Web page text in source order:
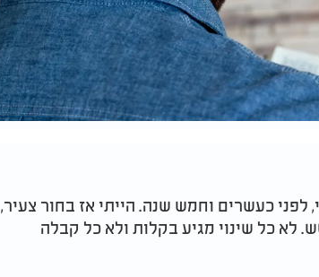
כעשרים וחמש שנה. הייתי אז בחור צעיר,
לא כל שינוי מגיע בקלות ולא כל קבלה